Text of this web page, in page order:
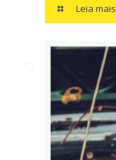
Leia mais